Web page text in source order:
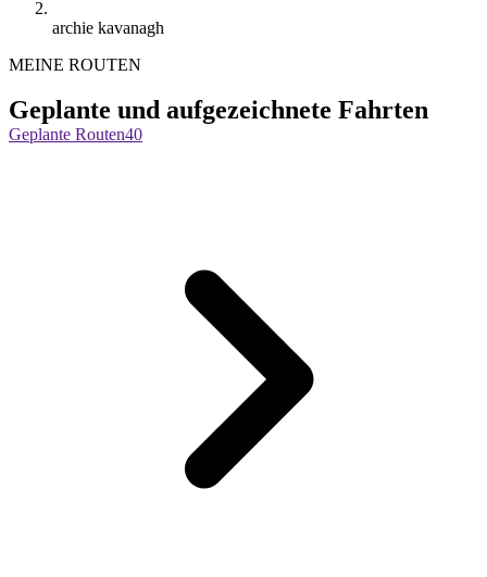
archie kavanagh
MEINE ROUTEN
Geplante und aufgezeichnete Fahrten
Geplante Routen40